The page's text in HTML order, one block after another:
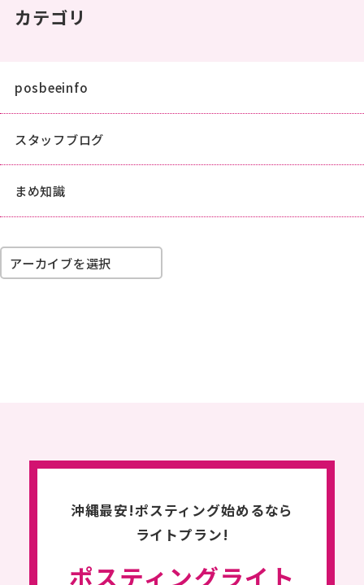
ポスティングについて
POSTING
対応エリア
ポスティングライト
選ばれる理由
カテゴリ
posbeeinfo
スタッフブログ
まめ知識
アーカイブを選択
沖縄最安!ポスティング始めるなら
ライトプラン!
ポスティングライト